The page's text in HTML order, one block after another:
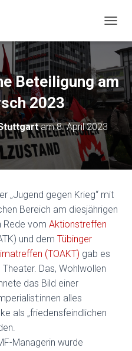
Beteiligung am
2023
am8. April 2023
„Jugend gegen Krieg“ mit
Bereich am diesjährigen
Rede vom Aktionstreffen
und dem Tübinger
(TOAKT) gab es
Das, Wohlwollen
das Bild einer
alles
als „friedensfeindlichen
Managerin wurde